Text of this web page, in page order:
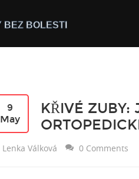
9
May
KŘIVÉ ZUBY:
Lenka Válková 0 Comments